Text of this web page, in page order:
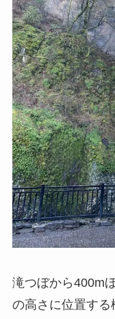
滝つぼから400m
の高さに位置する